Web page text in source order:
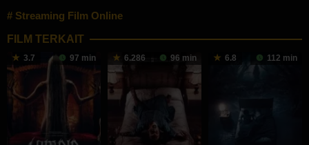
Streaming Film Online
FILM TERKAIT
3.7 97 min 6.286 96 min 6.8 112 min